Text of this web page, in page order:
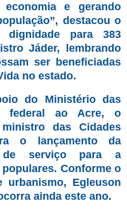
economia e gerando
destacou o
dignidade para 383
Jáder, lembrando
ser beneficiadas
no estado.
do Ministério das
federal ao Acre, o
das Cidades
o lançamento da
de serviço para a
Conforme o
urbanismo, Egleuson
ainda este ano.